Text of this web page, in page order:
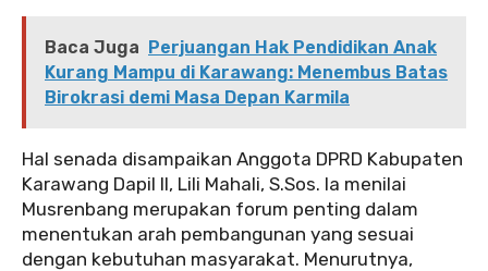
Baca Juga Perjuangan Hak Pendidikan Anak
Kurang Mampu di Karawang: Menembus Batas
Birokrasi demi Masa Depan Karmila
Hal senada disampaikan Anggota DPRD Kabupaten
Karawang Dapil II, Lili Mahali, S.Sos. Ia menilai
Musrenbang merupakan forum penting dalam
menentukan arah pembangunan yang sesuai
dengan kebutuhan masyarakat. Menurutnya,